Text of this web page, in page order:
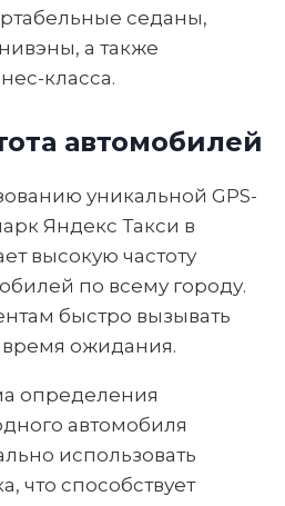
седаны,
а также
класса.
автомобилей
уникальной GPS-
Яндекс Такси в
высокую частоту
по всему городу.
быстро вызывать
время ожидания.
определения
автомобиля
использовать
что способствует